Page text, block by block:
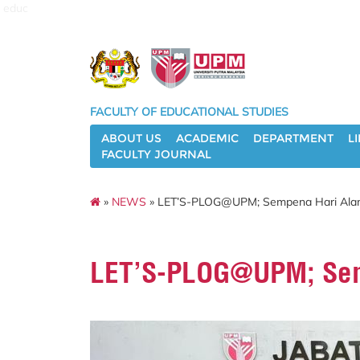
FACULTY OF EDUCATIONAL STUDIES
ABOUT US
ACADEMIC DEPARTMENT
FACULTY JOURNAL
» NEWS » LET’S-PLOG@UPM; Sempena Hari
LET’S-PLOG@UPM;